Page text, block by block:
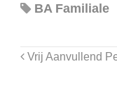
BA Familiale
Vrij Aanvullend